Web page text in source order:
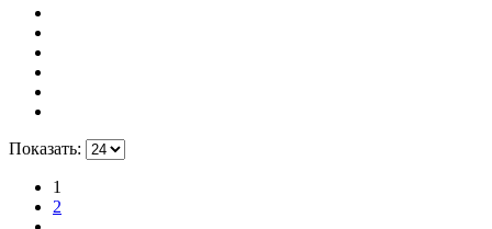
Показать:
1
2